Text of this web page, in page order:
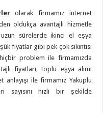
olarak firmamız internet
oldukça avantajlı hizmetle
sürelerde ikinci el eşya
fiyatlar gibi pek çok sıkıntısı
problem ile firmamızda
fiyatları, toplu eşya alımı
ile firmamız Yakuplu
hızlı bir şekilde